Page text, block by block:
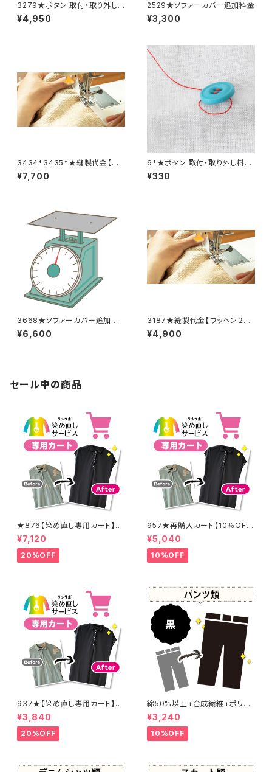
3279★ボタン 取付・取り外し
料金(15個分)
¥4,950
2529★ソファーカバー追加料金
¥3,300
3434*3435*★縫製代金【バッ
クル取り外し取り付け 2着合
計分】
¥7,700
6*★ボタン 取付・取り外し料金
(1個分)
¥330
3668★ソファーカバー追加料
金
¥6,600
3187★縫製代金【ワッペン２
枚】
¥4,900
セール中の商品
★876【染め直し専用カート】8
900円
¥7,120
20%OFF
957★再購入カート【10％OF
F】
¥5,040
10%OFF
937★【染め直し専用カート】4
800円
¥3,840
20%OFF
綿50%以上+合成繊維+ポリウ
レタン 黒染め パンツ 【元色：
黒】 -染め直し[漆黒 - Black]4
01-0076
¥3,240
10%OFF